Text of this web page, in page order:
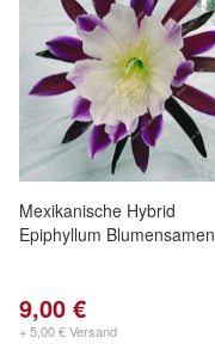
Mexikanische Hybrid
Epiphyllum Blumensamen
9,00 €
+ 5,00 € Versand